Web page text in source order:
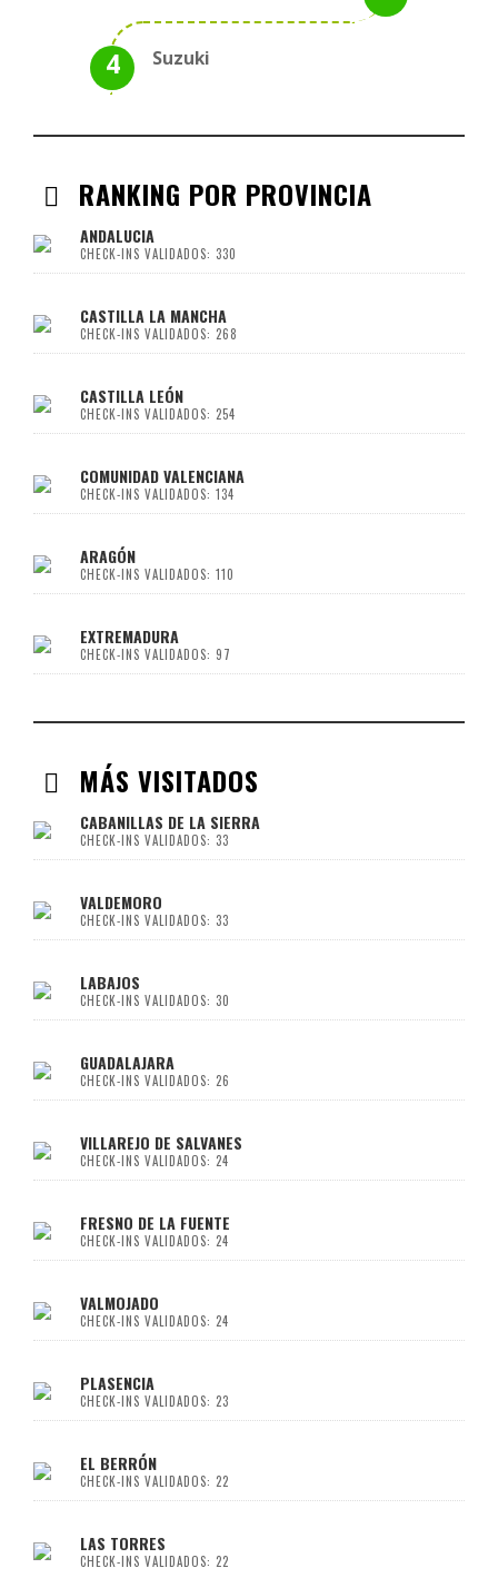
Suzuki
RANKING POR PROVINCIA
ANDALUCIA
CHECK-INS VALIDADOS: 330
CASTILLA LA MANCHA
CHECK-INS VALIDADOS: 268
CASTILLA LEÓN
CHECK-INS VALIDADOS: 254
COMUNIDAD VALENCIANA
CHECK-INS VALIDADOS: 134
ARAGÓN
CHECK-INS VALIDADOS: 110
EXTREMADURA
CHECK-INS VALIDADOS: 97
MÁS VISITADOS
CABANILLAS DE LA SIERRA
CHECK-INS VALIDADOS: 33
VALDEMORO
CHECK-INS VALIDADOS: 33
LABAJOS
CHECK-INS VALIDADOS: 30
GUADALAJARA
CHECK-INS VALIDADOS: 26
VILLAREJO DE SALVANES
CHECK-INS VALIDADOS: 24
FRESNO DE LA FUENTE
CHECK-INS VALIDADOS: 24
VALMOJADO
CHECK-INS VALIDADOS: 24
PLASENCIA
CHECK-INS VALIDADOS: 23
EL BERRÓN
CHECK-INS VALIDADOS: 22
LAS TORRES
CHECK-INS VALIDADOS: 22